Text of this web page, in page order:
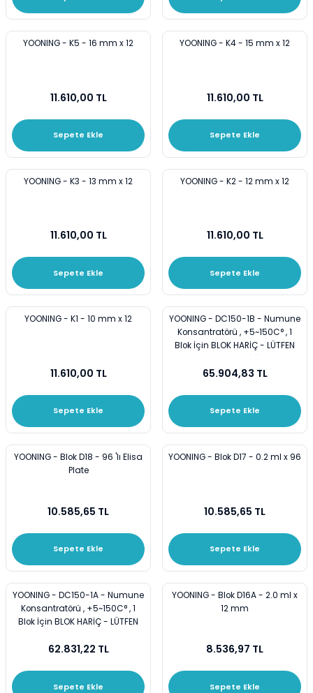
YOONING - K5 - 16 mm x 12
11.610,00 TL
Sepete Ekle
YOONING - K4 - 15 mm x 12
11.610,00 TL
Sepete Ekle
YOONING - K3 - 13 mm x 12
11.610,00 TL
Sepete Ekle
YOONING - K2 - 12 mm x 12
11.610,00 TL
Sepete Ekle
YOONING - K1 - 10 mm x 12
11.610,00 TL
Sepete Ekle
YOONING - DC150-1B - Numune
Konsantratörü , +5~150C° , 1
Blok İçin BLOK HARİÇ - LÜTFEN
65.904,83 TL
Sepete Ekle
YOONING - Blok D18 - 96 'lı Elisa
Plate
10.585,65 TL
Sepete Ekle
YOONING - Blok D17 - 0.2 ml x 96
10.585,65 TL
Sepete Ekle
YOONING - DC150-1A - Numune
Konsantratörü , +5~150C° , 1
Blok İçin BLOK HARİÇ - LÜTFEN
62.831,22 TL
Sepete Ekle
YOONING - Blok D16A - 2.0 ml x
12 mm
8.536,97 TL
Sepete Ekle